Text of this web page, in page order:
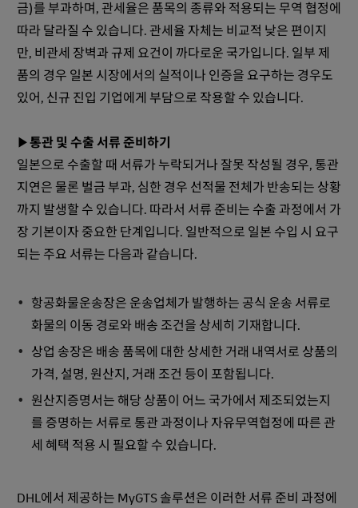
금)를 부과하며, 관세율은 품목의 종류와 적용되는 무역 협정에
따라 달라질 수 있습니다. 관세율 자체는 비교적 낮은 편이지
만, 비관세 장벽과 규제 요건이 까다로운 국가입니다. 일부 제
품의 경우 일본 시장에서의 실적이나 인증을 요구하는 경우도
있어, 신규 진입 기업에게 부담으로 작용할 수 있습니다.
▶통관 및 수출 서류 준비하기
일본으로 수출할 때 서류가 누락되거나 잘못 작성될 경우, 통관
지연은 물론 벌금 부과, 심한 경우 선적물 전체가 반송되는 상황
까지 발생할 수 있습니다. 따라서 서류 준비는 수출 과정에서 가
장 기본이자 중요한 단계입니다. 일반적으로 일본 수입 시 요구
되는 주요 서류는 다음과 같습니다.
항공화물운송장은 운송업체가 발행하는 공식 운송 서류로
화물의 이동 경로와 배송 조건을 상세히 기재합니다.
상업 송장은 배송 품목에 대한 상세한 거래 내역서로 상품의
가격, 설명, 원산지, 거래 조건 등이 포함됩니다.
원산지증명서는 해당 상품이 어느 국가에서 제조되었는지
를 증명하는 서류로 통관 과정이나 자유무역협정에 따른 관
세 혜택 적용 시 필요할 수 있습니다.
DHL에서 제공하는 MyGTS 솔루션은 이러한 서류 준비 과정에